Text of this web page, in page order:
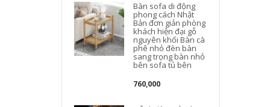
Bàn sofa di động
phong cách Nhật
Bản đơn giản phòng
khách hiện đại gỗ
nguyên khối Bàn cà
phê nhỏ đèn bàn
sang trọng bàn nhỏ
bên sofa tủ bên
760,000